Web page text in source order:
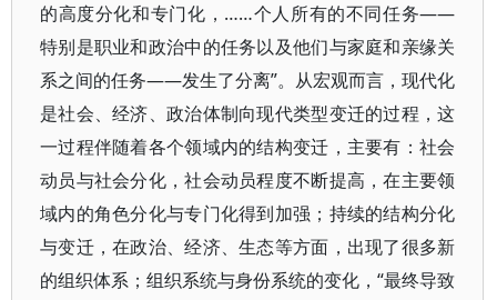
的高度分化和专门化，……个人所有的不同任务——
特别是职业和政治中的任务以及他们与家庭和亲缘关
系之间的任务——发生了分离”。从宏观而言，现代化
是社会、经济、政治体制向现代类型变迁的过程，这
一过程伴随着各个领域内的结构变迁，主要有：社会
动员与社会分化，社会动员程度不断提高，在主要领
域内的角色分化与专门化得到加强；持续的结构分化
与变迁，在政治、经济、生态等方面，出现了很多新
的组织体系；组织系统与身份系统的变化，“最终导致